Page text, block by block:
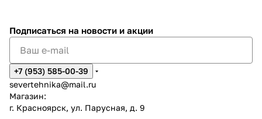
Подписаться на новости и акции
+7 (953) 585-00-39
severtehnika@mail.ru
Магазин:
г. Красноярск, ул. Парусная, д. 9